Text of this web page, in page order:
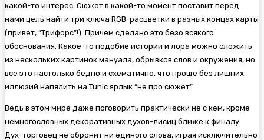
какой-то интерес. Сюжет в какой-то момент поставит перед
нами цель найти три ключа RGB-расцветки в разных концах карты
(привет, “Трифорс”!). Причем сделано это безо всякого
обоснования. Какое-то подобие истории и лора можно сложить
из нескольких картинок мануала, обрывков слов и окружения, но
все это настолько бедно и схематично, что проще без лишних
иллюзий напялить на Tunic ярлык “не про сюжет”.
Ведь в этом мире даже поговорить практически не с кем, кроме
немногословных декоративных духов-лисиц ближе к финалу.
Дух-торговец не обронит ни единого слова, играя исключительно